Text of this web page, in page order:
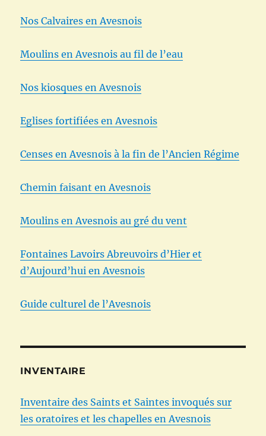
Nos Calvaires en Avesnois
Moulins en Avesnois au fil de l’eau
Nos kiosques en Avesnois
Eglises fortifiées en Avesnois
Censes en Avesnois à la fin de l’Ancien Régime
Chemin faisant en Avesnois
Moulins en Avesnois au gré du vent
Fontaines Lavoirs Abreuvoirs d’Hier et
d’Aujourd’hui en Avesnois
Guide culturel de l’Avesnois
INVENTAIRE
Inventaire des Saints et Saintes invoqués sur
les oratoires et les chapelles en Avesnois